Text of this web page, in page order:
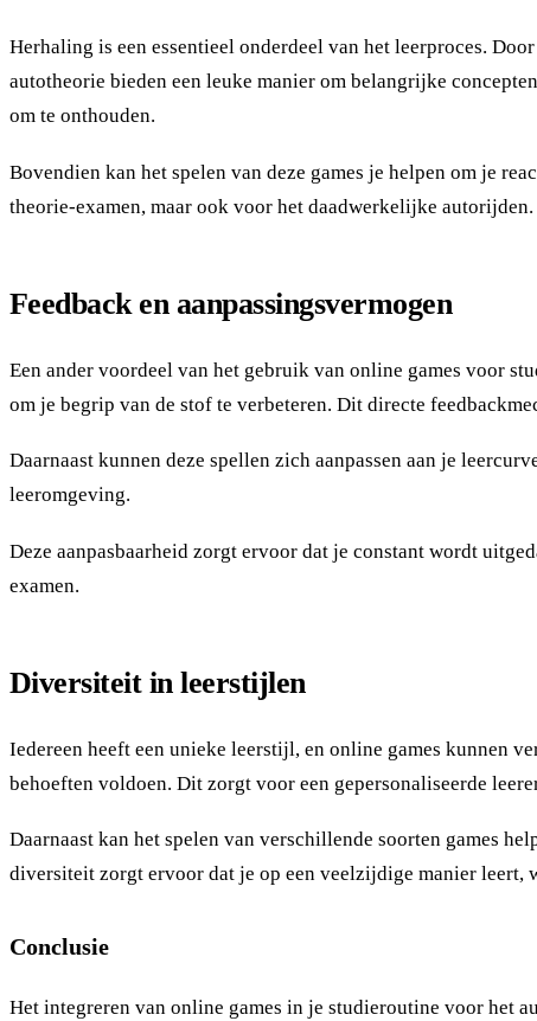
Herhaling is een essentieel onderdeel van het leerproces.
autotheorie bieden een leuke manier om belangrijke
om te onthouden.
Bovendien kan het spelen van deze games je helpen om je
theorie-examen, maar ook voor het daadwerkelijke autorijden.
Feedback en aanpassingsvermogen
Een ander voordeel van het gebruik van online games voor
om je begrip van de stof te verbeteren. Dit directe
Daarnaast kunnen deze spellen zich aanpassen aan je
leeromgeving.
Deze aanpasbaarheid zorgt ervoor dat je constant wordt
examen.
Diversiteit in leerstijlen
Iedereen heeft een unieke leerstijl, en online games kunnen
behoeften voldoen. Dit zorgt voor een gepersonaliseerde
Daarnaast kan het spelen van verschillende soorten games
diversiteit zorgt ervoor dat je op een veelzijdige manier leert,
Conclusie
Het integreren van online games in je studieroutine voor het